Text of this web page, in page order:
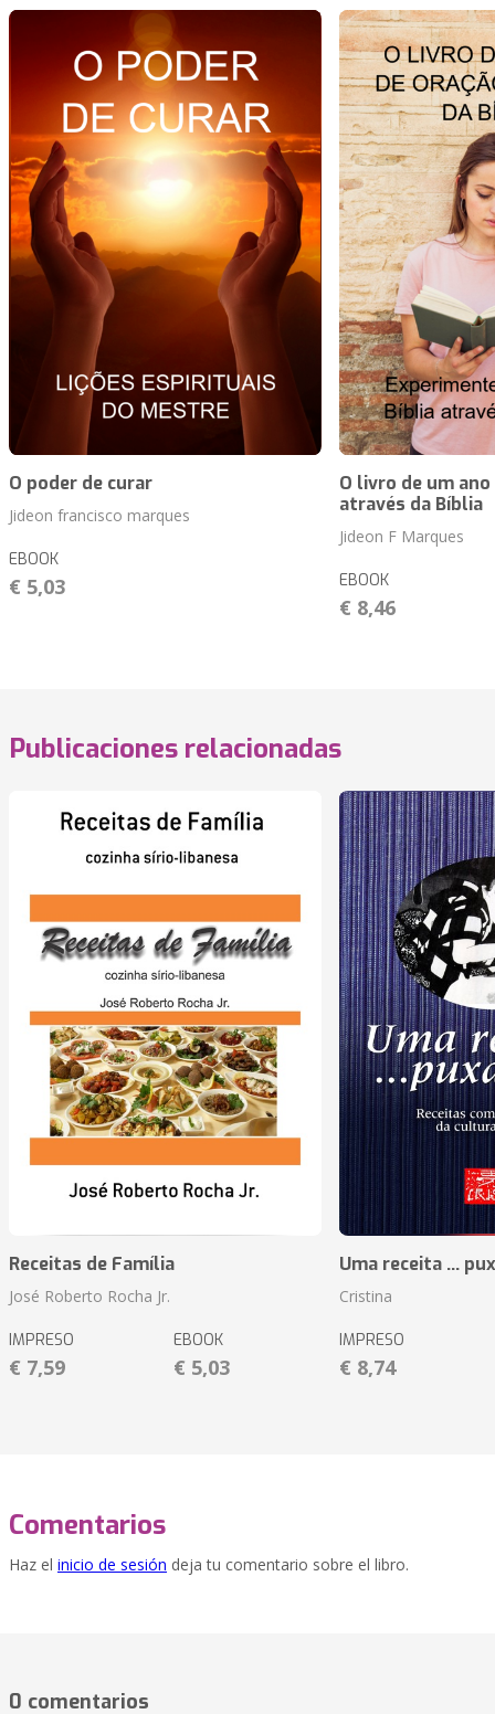
O poder de curar
Jideon francisco marques
EBOOK
€ 5,03
O livro de um
através da Bíblia
Jideon F Marques
EBOOK
€ 8,46
Publicaciones relacionadas
Receitas de Família
José Roberto Rocha Jr.
IMPRESO
€ 7,59
EBOOK
€ 5,03
Uma receita ...
Cristina
IMPRESO
€ 8,74
Comentarios
Haz el inicio de sesión deja tu comentario sobre el libro.
0 comentarios